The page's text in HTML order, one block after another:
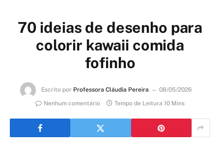
70 ideias de desenho para
colorir kawaii comida
fofinho
Escrito por Professora Cláudia Pereira
08/05/2026
Nenhum comentário
Tempo de Leitura 10 Mins